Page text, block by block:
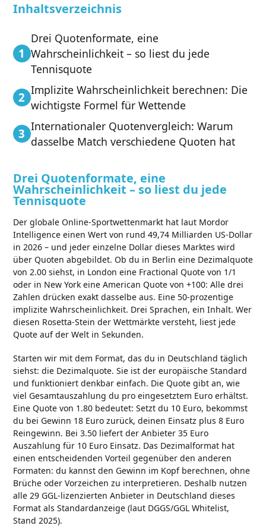
Inhaltsverzeichnis
Drei Quotenformate, eine
Wahrscheinlichkeit – so liest du jede
Tennisquote
Implizite Wahrscheinlichkeit berechnen: Die
wichtigste Formel für Wettende
Internationaler Quotenvergleich: Warum
dasselbe Match verschiedene Quoten hat
Drei Quotenformate, eine
Wahrscheinlichkeit – so liest du jede
Tennisquote
Der globale Online-Sportwettenmarkt hat laut Mordor
Intelligence einen Wert von rund 49,74 Milliarden US-Dollar
in 2026 – und jeder einzelne Dollar dieses Marktes wird
über Quoten abgebildet. Ob du in Berlin eine Dezimalquote
von 2.00 siehst, in London eine Fractional Quote von 1/1
oder in New York eine American Quote von +100: Alle drei
Zahlen drücken exakt dasselbe aus. Eine 50-prozentige
implizite Wahrscheinlichkeit. Drei Sprachen, ein Inhalt. Wer
diesen Rosetta-Stein der Wettmärkte versteht, liest jede
Quote auf der Welt in Sekunden.
Starten wir mit dem Format, das du in Deutschland täglich
siehst: die Dezimalquote. Sie ist der europäische Standard
und funktioniert denkbar einfach. Die Quote gibt an, wie
viel Gesamtauszahlung du pro eingesetztem Euro erhältst.
Eine Quote von 1.80 bedeutet: Setzt du 10 Euro, bekommst
du bei Gewinn 18 Euro zurück, deinen Einsatz plus 8 Euro
Reingewinn. Bei 3.50 liefert der Anbieter 35 Euro
Auszahlung für 10 Euro Einsatz. Das Dezimalformat hat
einen entscheidenden Vorteil gegenüber den anderen
Formaten: du kannst den Gewinn im Kopf berechnen, ohne
Brüche oder Vorzeichen zu interpretieren. Deshalb nutzen
alle 29 GGL-lizenzierten Anbieter in Deutschland dieses
Format als Standardanzeige (laut DGGS/GGL Whitelist,
Stand 2025).